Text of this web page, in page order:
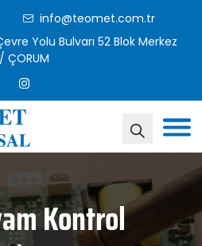
info@teomet.com.tr
Yolu Bulvarı 52 Blok Merkez
/ ÇORUM
Kontrol